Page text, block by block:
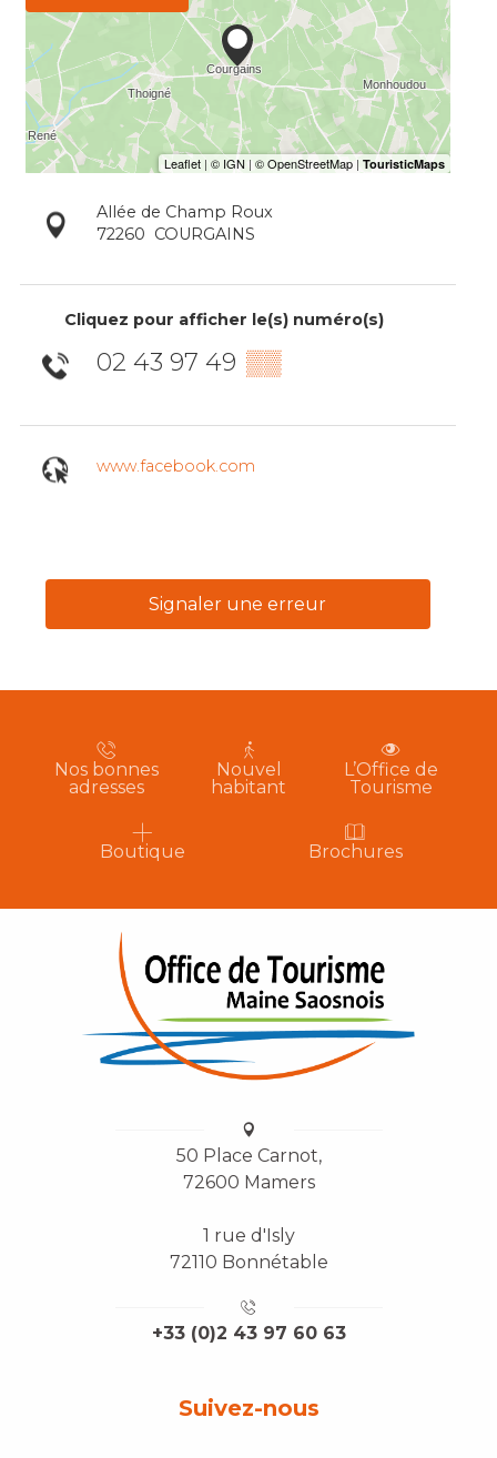
Allée de Champ Roux
72260 COURGAINS
Cliquez pour afficher le(s) numéro(s)
02 43 97 49 ▒▒
www.facebook.com
Signaler une erreur
Nos bonnes
adresses
Nouvel
habitant
L’Office de
Tourisme
Boutique Brochures
50 Place Carnot,
72600 Mamers
1 rue d'Isly
72110 Bonnétable
+33 (0)2 43 97 60 63
Suivez-nous